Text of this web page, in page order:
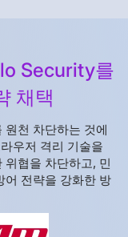
Security를
채택
원천 차단하는 것에
우저 격리 기술을
협을 차단하고, 민
어 전략을 강화한 방